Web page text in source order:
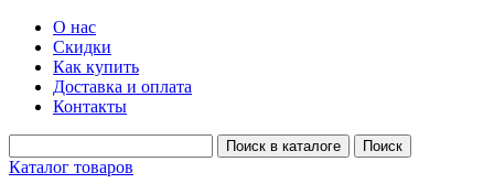
О нас
Скидки
Как купить
Доставка и оплата
Контакты
Каталог товаров